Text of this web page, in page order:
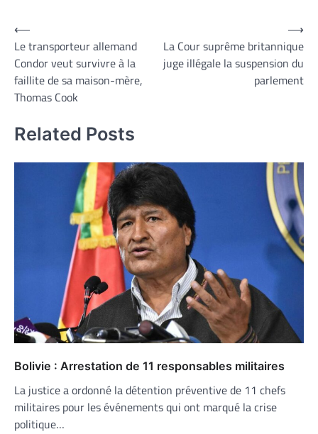
Navigation
de
l’article
⟵
Le transporteur allemand
Condor veut survivre à la
faillite de sa maison-mère,
Thomas Cook
La Cour suprême britannique
juge illégale la suspension du
parlement
⟶
Related Posts
Bolivie : Arrestation de 11 responsables militaires
La justice a ordonné la détention préventive de 11 chefs
militaires pour les événements qui ont marqué la crise
politique…